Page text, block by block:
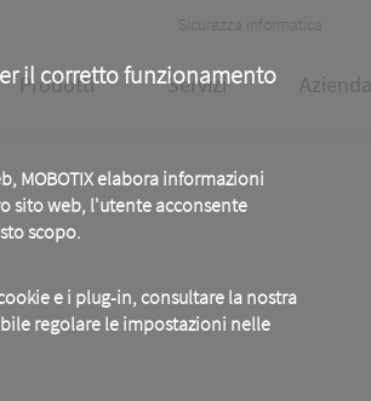
il corretto funzionamento
MOBOTIX elabora informazioni
sito web, l'utente acconsente
scopo.
e i plug-in, consultare la nostra
regolare le impostazioni nelle
Header
Meta
Sicurezza informatica
Prodotti Servizi Azienda